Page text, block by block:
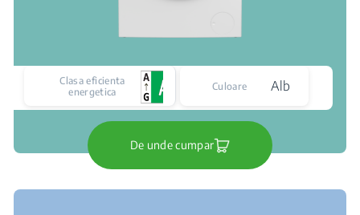
Clasa eficienta
energetica
Culoare Alb
De unde cumpar